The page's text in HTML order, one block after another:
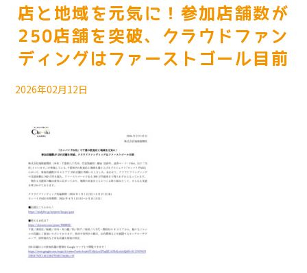
店と地域を元気に！参加店舗数が
250店舗を突破、クラウドファン
ディングはファーストゴール目前
2026年02月12日